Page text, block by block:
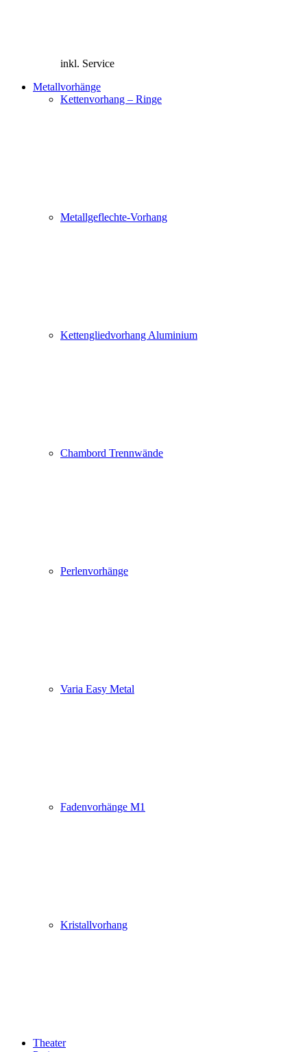
inkl. Service
Metallvorhänge
Kettenvorhang – Ringe
Metallgeflechte-Vorhang
Kettengliedvorhang Aluminium
Chambord Trennwände
Perlenvorhänge
Varia Easy Metal
Fadenvorhänge M1
Kristallvorhang
Theater